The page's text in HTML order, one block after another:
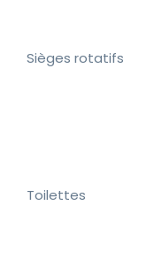
Sièges rotatifs
Toilettes